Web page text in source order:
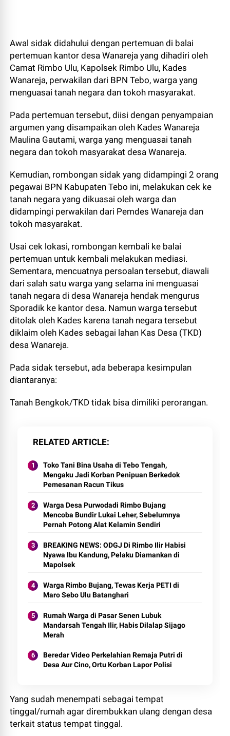
Awal sidak didahului dengan pertemuan di balai
pertemuan kantor desa Wanareja yang dihadiri oleh
Camat Rimbo Ulu, Kapolsek Rimbo Ulu, Kades
Wanareja, perwakilan dari BPN Tebo, warga yang
menguasai tanah negara dan tokoh masyarakat.
Pada pertemuan tersebut, diisi dengan penyampaian
argumen yang disampaikan oleh Kades Wanareja
Maulina Gautami, warga yang menguasai tanah
negara dan tokoh masyarakat desa Wanareja.
Kemudian, rombongan sidak yang didampingi 2 orang
pegawai BPN Kabupaten Tebo ini, melakukan cek ke
tanah negara yang dikuasai oleh warga dan
didampingi perwakilan dari Pemdes Wanareja dan
tokoh masyarakat.
Usai cek lokasi, rombongan kembali ke balai
pertemuan untuk kembali melakukan mediasi.
Sementara, mencuatnya persoalan tersebut, diawali
dari salah satu warga yang selama ini menguasai
tanah negara di desa Wanareja hendak mengurus
Sporadik ke kantor desa. Namun warga tersebut
ditolak oleh Kades karena tanah negara tersebut
diklaim oleh Kades sebagai lahan Kas Desa (TKD)
desa Wanareja.
Pada sidak tersebut, ada beberapa kesimpulan
diantaranya:
Tanah Bengkok/TKD tidak bisa dimiliki perorangan.
RELATED ARTICLE
Toko Tani Bina Usaha di Tebo Tengah,
Mengaku Jadi Korban Penipuan Berkedok
Pemesanan Racun Tikus
Warga Desa Purwodadi Rimbo Bujang
Mencoba Bundir Lukai Leher, Sebelumnya
Pernah Potong Alat Kelamin Sendiri
BREAKING NEWS: ODGJ Di Rimbo Ilir Habisi
Nyawa Ibu Kandung, Pelaku Diamankan di
Mapolsek
Warga Rimbo Bujang, Tewas Kerja PETI di
Maro Sebo Ulu Batanghari
Rumah Warga di Pasar Senen Lubuk
Mandarsah Tengah Ilir, Habis Dilalap Sijago
Merah
Beredar Video Perkelahian Remaja Putri di
Desa Aur Cino, Ortu Korban Lapor Polisi
Yang sudah menempati sebagai tempat
tinggal/rumah agar dirembukkan ulang dengan desa
terkait status tempat tinggal.